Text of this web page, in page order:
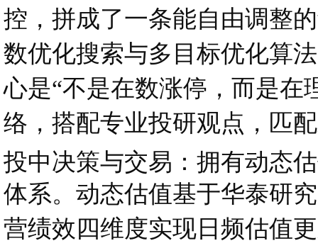
控，拼成了一条能自由调整
数优化搜索与多目标优化算
心是“不是在数涨停，而是在
络，搭配专业投研观点，匹
投中决策与交易：拥有动态
体系。动态估值基于华泰研
营绩效四维度实现日频估值